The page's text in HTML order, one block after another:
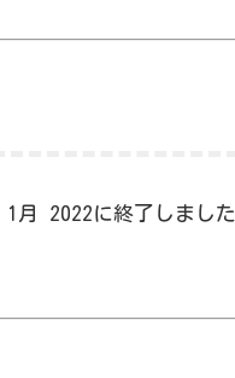
月 2022に終了しました